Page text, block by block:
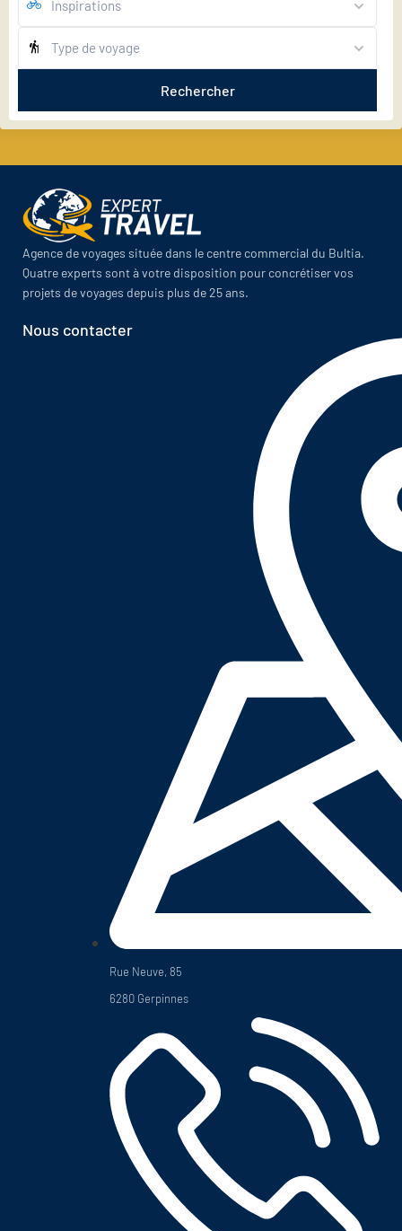
Rechercher
Agence de voyages située dans le centre commercial du Bultia.
Quatre experts sont à votre disposition pour concrétiser vos
projets de voyages depuis plus de 25 ans.
Nous contacter
Rue Neuve, 85
6280 Gerpinnes